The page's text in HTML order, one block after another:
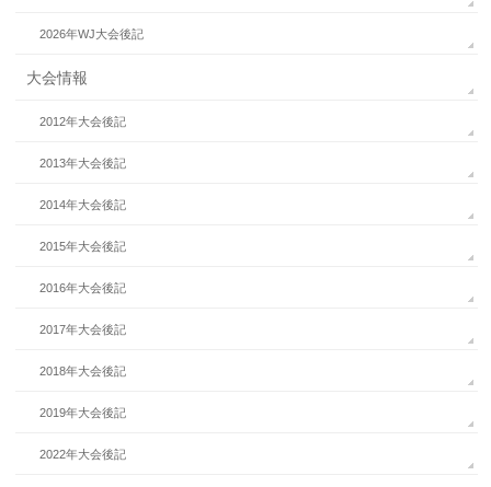
2026年WJ大会後記
大会情報
2012年大会後記
2013年大会後記
2014年大会後記
2015年大会後記
2016年大会後記
2017年大会後記
2018年大会後記
2019年大会後記
2022年大会後記